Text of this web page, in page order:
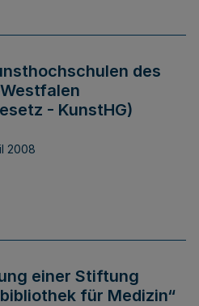
des
- KunstHG)
2008
einer Stiftung
für Medizin“